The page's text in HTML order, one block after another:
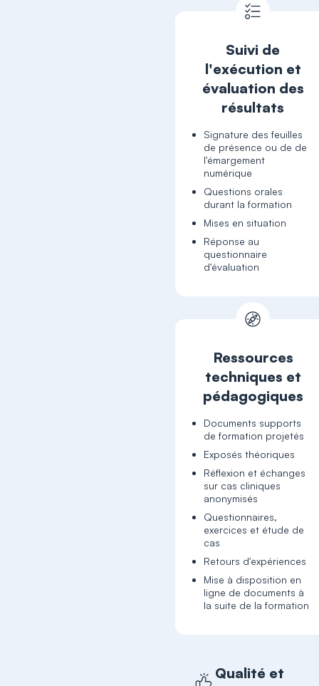
Suivi de
l'exécution et
évaluation des
résultats
Signature des feuilles
de présence ou de de
l'émargement
numérique
Questions orales
durant la formation
Mises en situation
Réponse au
questionnaire
Ressources
techniques et
pédagogiques
Documents supports
de formation projetés
Exposés théoriques
Réflexion et échanges
sur cas cliniques
anonymisés
Questionnaires,
exercices et étude de
cas
Retours d'expériences
Mise à disposition en
ligne de documents à
la suite de la formation
Qualité et